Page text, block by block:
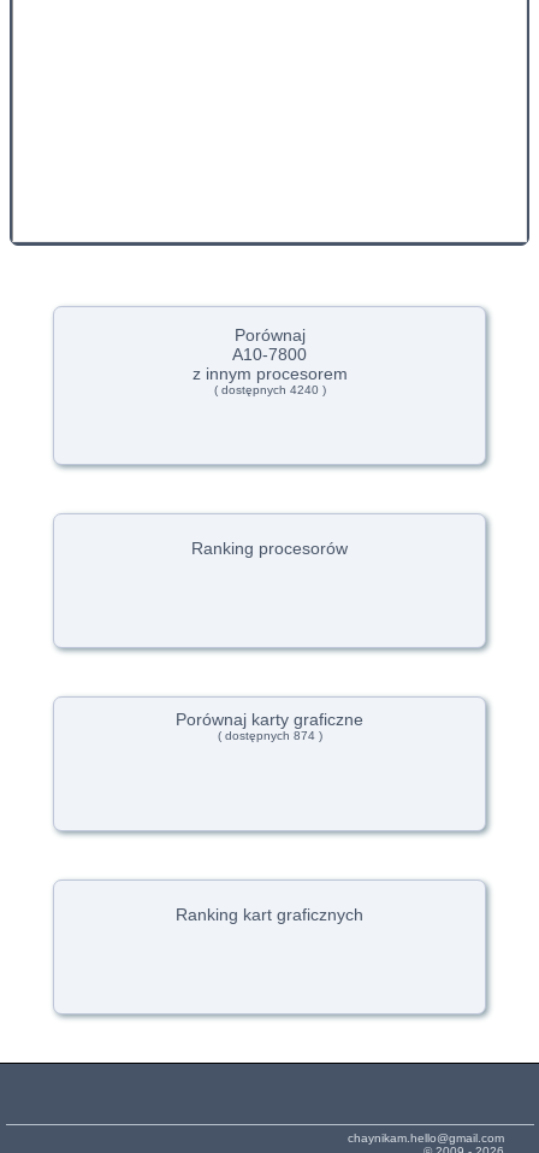
Porównaj
A10-7800
z innym procesorem
( dostępnych 4240 )
Ranking procesorów
Porównaj karty graficzne
( dostępnych 874 )
Ranking kart graficznych
chaynikam.hello@gmail.com